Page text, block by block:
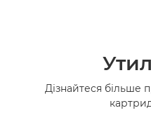
Дізнайтеся більше